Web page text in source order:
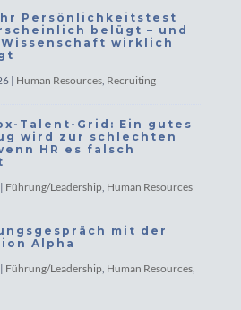
Persönlichkeitstest
belügt – und
wirklich
| Human Resources, Recruiting
Talent-Grid: Ein gutes
wird zur schlechten
HR es falsch
Führung/Leadership, Human Resources
mit der
Alpha
Führung/Leadership, Human Resources,